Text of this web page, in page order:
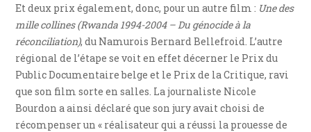
Et deux prix également, donc, pour un autre film : Une des
mille collines (Rwanda 1994-2004 – Du génocide à la
réconciliation), du Namurois Bernard Bellefroid. L’autre
régional de l’étape se voit en effet décerner le Prix du
Public Documentaire belge et le Prix de la Critique, ravi
que son film sorte en salles. La journaliste Nicole
Bourdon a ainsi déclaré que son jury avait choisi de
récompenser un « réalisateur qui a réussi la prouesse de